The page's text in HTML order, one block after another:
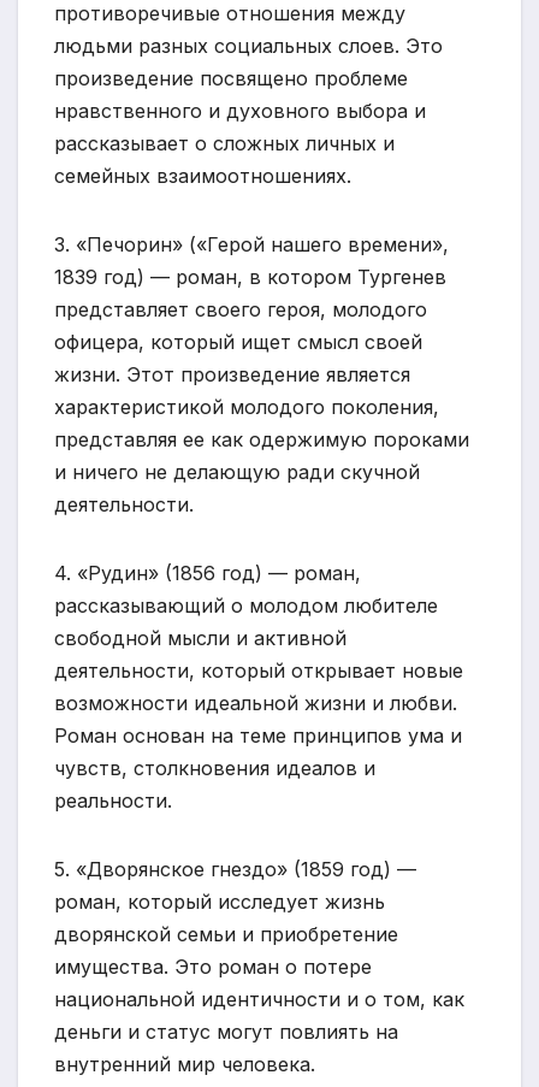
противоречивые отношения между
людьми разных социальных слоев. Это
произведение посвящено проблеме
нравственного и духовного выбора и
рассказывает о сложных личных и
семейных взаимоотношениях.
3. «Печорин» («Герой нашего времени»,
1839 год) — роман, в котором Тургенев
представляет своего героя, молодого
офицера, который ищет смысл своей
жизни. Этот произведение является
характеристикой молодого поколения,
представляя ее как одержимую пороками
и ничего не делающую ради скучной
деятельности.
4. «Рудин» (1856 год) — роман,
рассказывающий о молодом любителе
свободной мысли и активной
деятельности, который открывает новые
возможности идеальной жизни и любви.
Роман основан на теме принципов ума и
чувств, столкновения идеалов и
реальности.
5. «Дворянское гнездо» (1859 год) —
роман, который исследует жизнь
дворянской семьи и приобретение
имущества. Это роман о потере
национальной идентичности и о том, как
деньги и статус могут повлиять на
внутренний мир человека.